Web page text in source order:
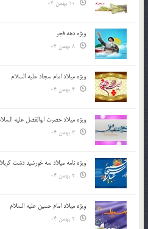
ویژه دهه فجر
ویژه میلاد امام سجاد علیه السلام
ویژه میلاد حضرت ابوالفضل علیه
ویژه نامه میلاد سه خورشید دشت کربلا
ویژه میلاد امام حسین علیه السلام